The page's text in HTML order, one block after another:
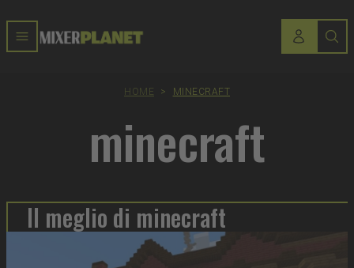
HOME > MINECRAFT
minecraft
Il meglio di minecraft